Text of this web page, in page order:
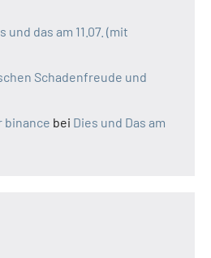
und das am 11.07. (mit
Schadenfreude und
binance bei Dies und Das am